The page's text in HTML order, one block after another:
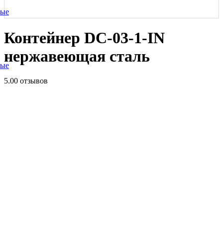
Контейнер DC-03-1-IN
нержавеющая сталь
5.00 отзывов